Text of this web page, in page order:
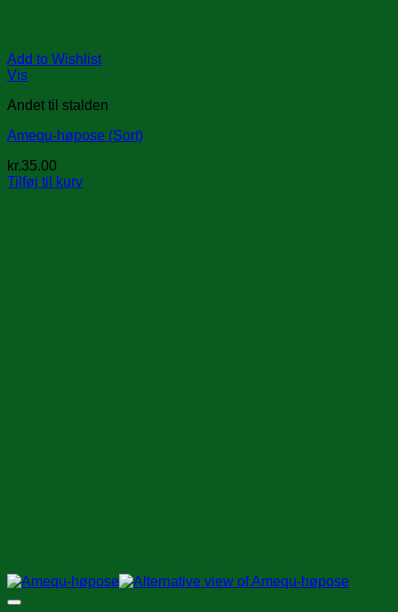
Add to Wishlist
Vis
Andet til stalden
Amequ-høpose (Sort)
kr.35.00
Tilføj til kurv